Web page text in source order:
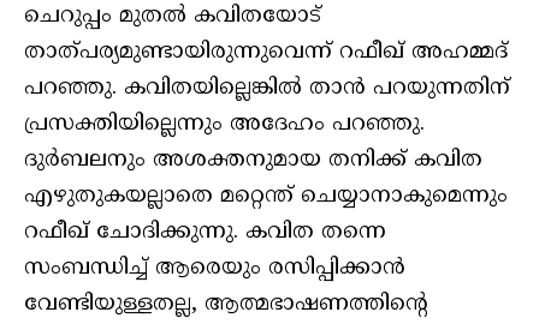
ചെറുപ്പം മുതൽ കവിതയോട്
താത്പര്യമുണ്ടായിരുന്നുവെന്ന് റഫീഖ് അഹമ്മദ്
പറഞ്ഞു. കവിതയില്ലെങ്കിൽ താൻ പറയുന്നതിന്
പ്രസക്തിയില്ലെന്നും അദേഹം പറഞ്ഞു.
ദുർബലനും അശക്തനുമായ തനിക്ക് കവിത
എഴുതുകയല്ലാതെ മറ്റെന്ത് ചെയ്യാനാകുമെന്നും
റഫീഖ് ചോദിക്കുന്നു. കവിത തന്നെ
സംബന്ധിച്ച് ആരെയും രസിപ്പിക്കാൻ
വേണ്ടിയുള്ളതല്ല, ആത്മഭാഷണത്തിന്‍റെ